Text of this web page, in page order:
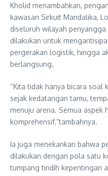
Kholid menambahkan,
kawasan Sirkuit Mandalika,
diseluruh wilayah
dilakukan untuk
pergerakan logistik, hingga
berlangsung.
“Kita tidak hanya bicara soal
sejak kedatangan tamu,
menuju arena. Semua aspek
komprehensif,”tambahnya.
Ia juga menekankan bahwa
dilakukan dengan pola satu
tumpang tindih kepentingan